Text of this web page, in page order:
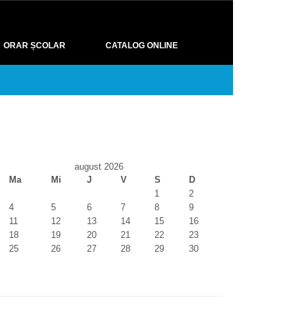
ORAR ȘCOLAR CATALOG ONLINE
august 2026
Ma Mi J V S
D
1
2
4 5 6 7 8
9
11 12 13 14 15
16
18 19 20 21 22
23
25 26 27 28 29
30